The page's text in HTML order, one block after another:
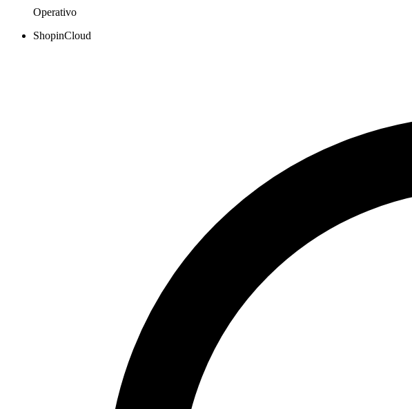
Operativo
ShopinCloud